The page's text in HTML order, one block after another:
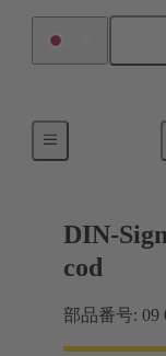
マザーボ
DIN-
cod
部品番号: 09